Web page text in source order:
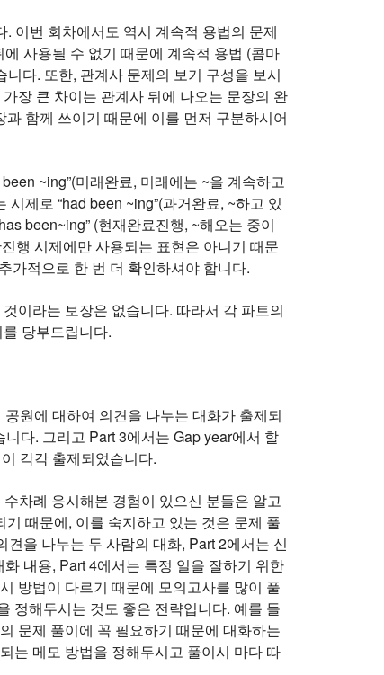
이번 회차에서도 역시 계속적 용법의 문제
사용될 수 없기 때문에 계속적 용법 (콤마
다. 또한, 관계사 문제의 보기 구성을 보시
장 큰 차이는 관계사 뒤에 나오는 문장의 완
함께 쓰이기 때문에 이를 먼저 구분하시어
~ing”(미래완료, 미래에는 ~을 계속하고
제로 “had been ~ing”(과거완료, ~하고 있
been~ing” (현재완료진행, ~해오는 중이
행 시제에만 사용되는 표현은 아니기 때문
가적으로 한 번 더 확인하셔야 합니다.
이라는 보장은 없습니다. 따라서 각 파트의
당부드립니다.
원에 대하여 의견을 나누는 대화가 출제되
다. 그리고 Part 3에서는 Gap year에서 할
각각 출제되었습니다.
차례 응시해본 경험이 있으신 분들은 알고
때문에, 이를 숙지하고 있는 것은 문제 풀
을 나누는 두 사람의 대화, Part 2에서는 신
내용, Part 4에서는 특정 일을 잘하기 위한
방법이 다르기 때문에 모의고사를 많이 풀
정해두시는 것도 좋은 전략입니다. 예를 들
문제 풀이에 꼭 필요하기 때문에 대화하는
는 메모 방법을 정해두시고 풀이시 마다 따